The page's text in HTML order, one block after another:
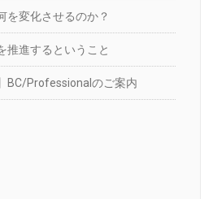
を変化させるのか？
推進するということ
BC/Professionalのご案内